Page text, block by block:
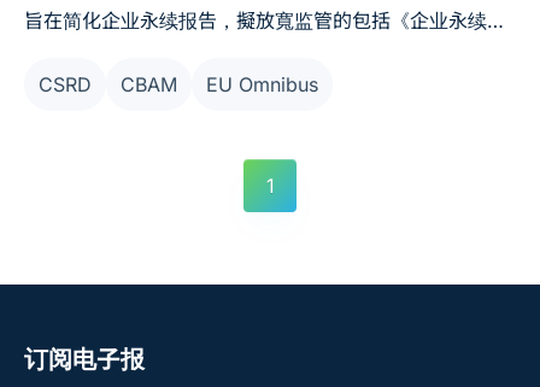
旨在简化企业永续报告，擬放寬监管的包括《企业永续报
规范，核心变更带您一次了解：
CSRD CBAM EU Omnibus
1
订阅电子报